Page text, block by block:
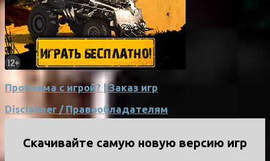
Проблема с игрой? | Заказ игр
Disclaimer / Правообладателям
Скачивайте самую новую версию игр